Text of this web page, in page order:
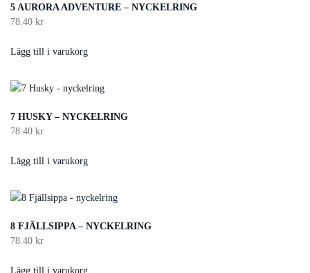
5 AURORA ADVENTURE – NYCKELRING
78.40 kr
Lägg till i varukorg
7 HUSKY – NYCKELRING
78.40 kr
Lägg till i varukorg
8 FJÄLLSIPPA – NYCKELRING
78.40 kr
Lägg till i varukorg